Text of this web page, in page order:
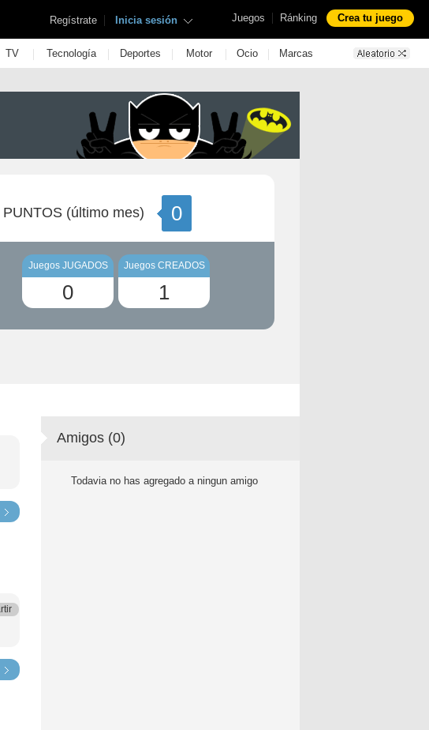
Juegos | Ránking Crea tu juego
Regístrate | Inicia sesión
TV | Tecnología | Deportes | Motor | Ocio | Marcas
PUNTOS (último mes) 0
Juegos JUGADOS
0
Juegos CREADOS
1
Amigos (0)
Todavia no has agregado a ningun amigo